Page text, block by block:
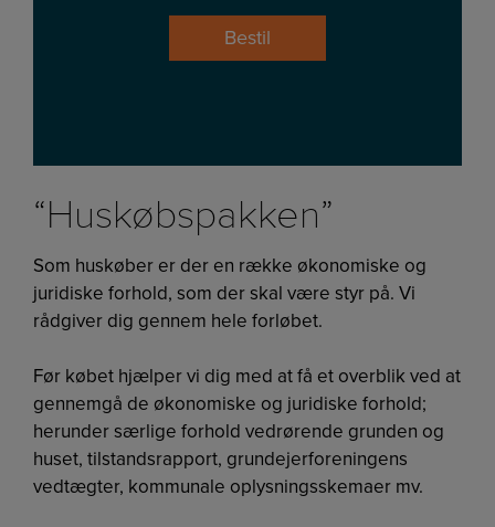
Bestil
“Huskøbspakken”
Som huskøber er der en række økonomiske og
juridiske forhold, som der skal være styr på. Vi
rådgiver dig gennem hele forløbet.
Før købet hjælper vi dig med at få et overblik ved at
gennemgå de økonomiske og juridiske forhold;
herunder særlige forhold vedrørende grunden og
huset, tilstandsrapport, grundejerforeningens
vedtægter, kommunale oplysningsskemaer mv.